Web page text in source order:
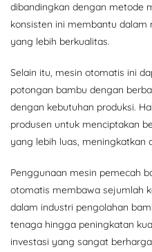
dibandingkan dengan metode
konsisten ini membantu
yang lebih berkualitas.
Selain itu, mesin otomatis ini
potongan bambu dengan
dengan kebutuhan produksi.
produsen untuk menciptakan
yang lebih luas, meningkatkan
Penggunaan mesin pemecah
otomatis membawa sejumlah
dalam industri pengolahan
tenaga hingga peningkatan
investasi yang sangat